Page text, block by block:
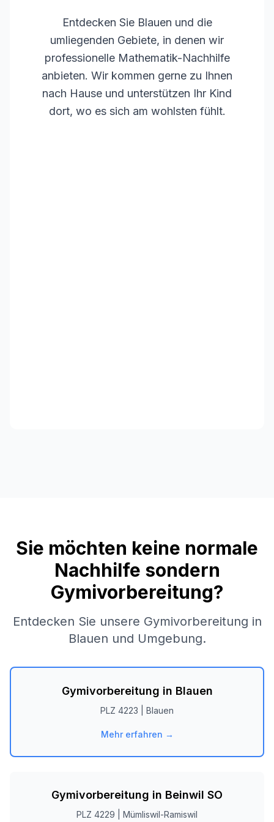
Entdecken Sie Blauen und die
umliegenden Gebiete, in denen wir
professionelle Mathematik-Nachhilfe
anbieten. Wir kommen gerne zu Ihnen
nach Hause und unterstützen Ihr Kind
dort, wo es sich am wohlsten fühlt.
Sie möchten keine normale
Nachhilfe sondern
Gymivorbereitung?
Entdecken Sie unsere Gymivorbereitung in
Blauen und Umgebung.
Gymivorbereitung in Blauen
PLZ 4223 Blauen
Mehr erfahren →
Gymivorbereitung in Beinwil SO
PLZ 4229 Mümliswil-Ramiswil